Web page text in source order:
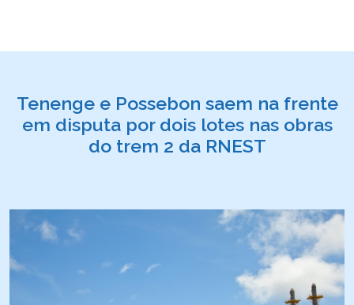
Tenenge e Possebon saem na frente
em disputa por dois lotes nas obras
do trem 2 da RNEST